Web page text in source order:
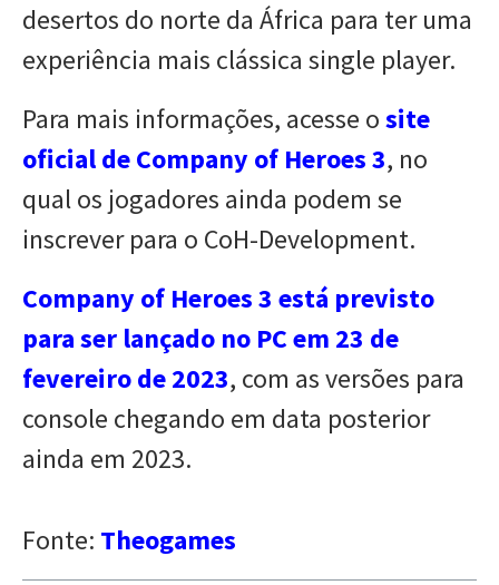
desertos do norte da África para ter uma
experiência mais clássica single player.
Para mais informações, acesse osite
oficial de Company of Heroes 3, no
qual os jogadores ainda podem se
inscrever para o CoH-Development.
Company of Heroes 3 está previsto
para ser lançado no PC em 23 de
fevereiro de 2023, com as versões para
console chegando em data posterior
ainda em 2023.
Fonte: Theogames